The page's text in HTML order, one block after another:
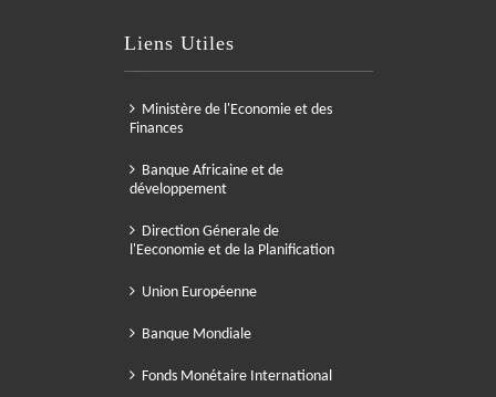
Liens Utiles
Ministère de l'Economie et des
Finances
Banque Africaine et de
développement
Direction Génerale de
l'Eeconomie et de la Planification
Union Européenne
Banque Mondiale
Fonds Monétaire International